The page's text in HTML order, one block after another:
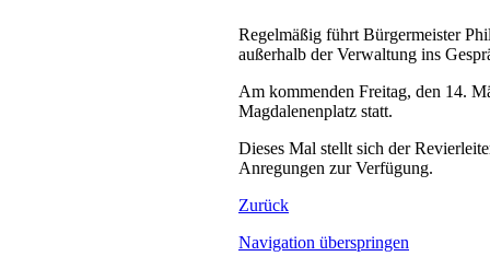
Regelmäßig führt Bürgermeister
außerhalb der Verwaltung ins
Am kommenden Freitag, den 14.
Magdalenenplatz statt.
Dieses Mal stellt sich der
Anregungen zur Verfügung.
Zurück
Navigation überspringen